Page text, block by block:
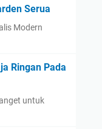
Serua
Modern
Ringan Pada
untuk